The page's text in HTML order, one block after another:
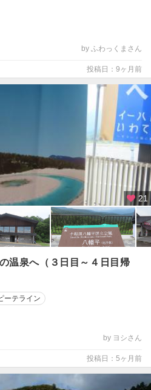
by ふわっくまさん
投稿日：9ヶ月前
21
温泉へ（３日目～４日目帰
ーテライン
by ヨシさん
投稿日：5ヶ月前